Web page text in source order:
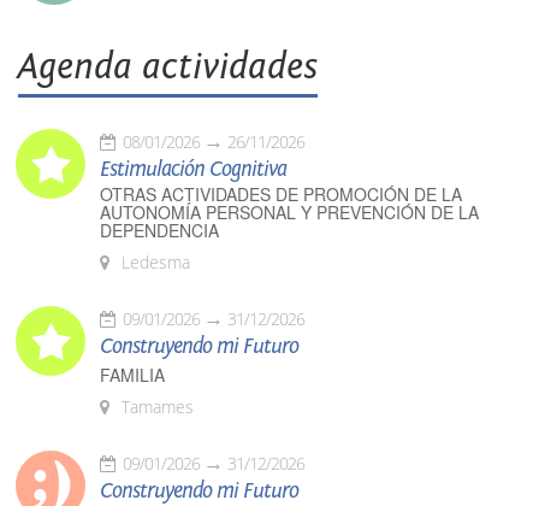
Agenda actividades
08/01/2026 26/11/2026
Estimulación Cognitiva
OTRAS ACTIVIDADES DE PROMOCIÓN DE LA
AUTONOMÍA PERSONAL Y PREVENCIÓN DE LA
DEPENDENCIA
Ledesma
09/01/2026 31/12/2026
Construyendo mi Futuro
FAMILIA
Tamames
09/01/2026 31/12/2026
Construyendo mi Futuro